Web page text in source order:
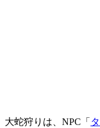
大蛇狩りは、NPC「